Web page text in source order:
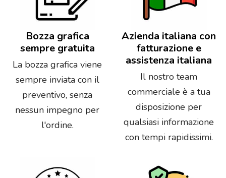
Bozza grafica
sempre gratuita
La bozza grafica viene
sempre inviata con il
preventivo, senza
nessun impegno per
l'ordine.
Azienda italiana con
fatturazione e
assistenza italiana
Il nostro team
commerciale è a tua
disposizione per
qualsiasi informazione
con tempi rapidissimi.